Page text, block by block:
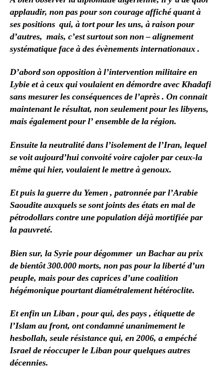
applaudir, non pas pour son courage affiché quant à
ses positions qui, à tort pour les uns, à raison pour
d’autres, mais, c’est surtout son non – alignement
systématique face à des évènements internationaux .
D’abord son opposition à l’intervention militaire en
Lybie et à ceux qui voulaient en démordre avec Khadafi
sans mesurer les conséquences de l’après . On connait
maintenant le résultat, non seulement pour les libyens,
mais également pour l’ ensemble de la région.
Ensuite la neutralité dans l’isolement de l’Iran, lequel
se voit aujourd’hui convoité voire cajoler par ceux-la
même qui hier, voulaient le mettre à genoux.
Et puis la guerre du Yemen , patronnée par l’Arabie
Saoudite auxquels se sont joints des états en mal de
pétrodollars contre une population déjà mortifiée par
la pauvreté.
Bien sur, la Syrie pour dégommer un Bachar au prix
de bientôt 300.000 morts, non pas pour la liberté d’un
peuple, mais pour des caprices d’une coalition
hégémonique pourtant diamétralement hétéroclite.
Et enfin un Liban , pour qui, des pays , étiquette de
l’Islam au front, ont condamné unanimement le
hesbollah, seule résistance qui, en 2006, a empéché
Israel de réoccuper le Liban pour quelques autres
décennies.